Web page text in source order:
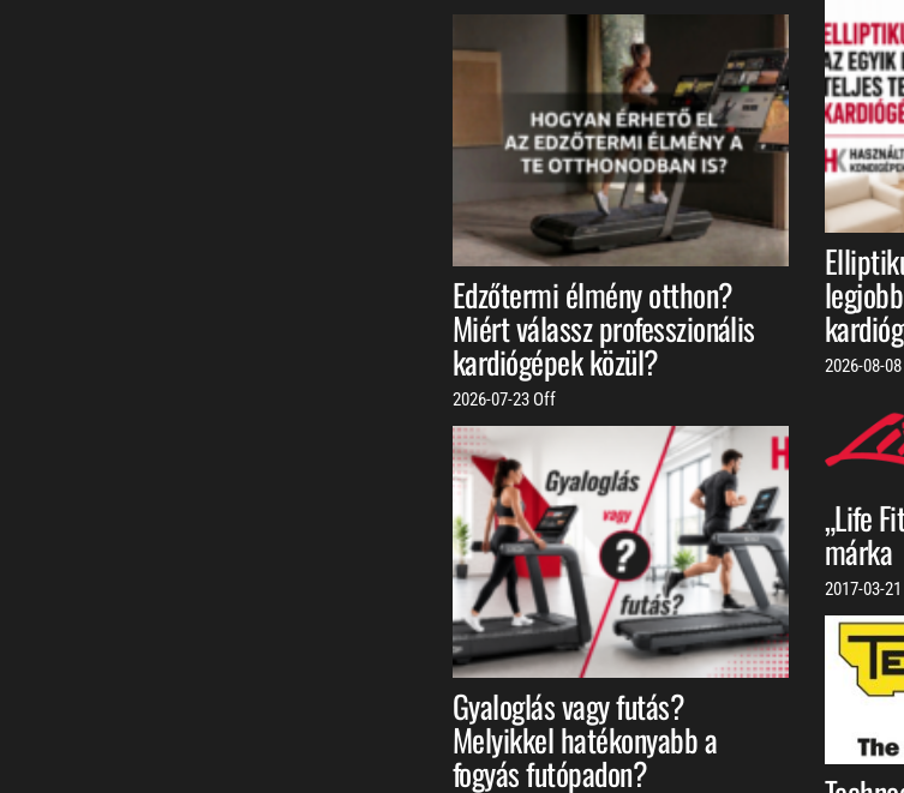
Edzőtermi élmény otthon?
Miért válassz professzionális
kardiógépek közül?
2026-07-23 Off
Gyaloglás vagy futás?
Melyikkel hatékonyabb a
fogyás futópadon?
2026-08-08
„Life
márka
2017-03-21